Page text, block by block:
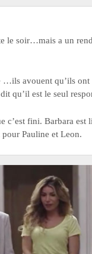
le soir…mais a un
avouent qu’ils ont
qu’il est le seul
c’est fini. Barbara est
Pauline et Leon.